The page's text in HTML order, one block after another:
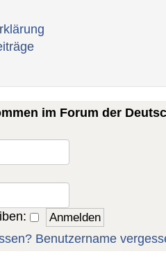
im Forum der
Benutzername